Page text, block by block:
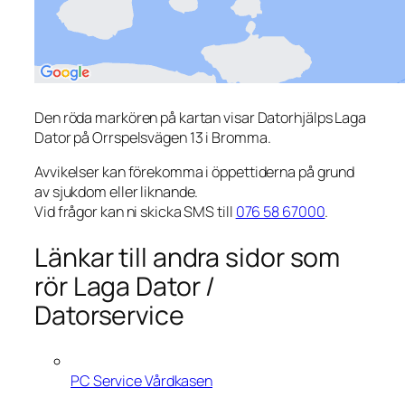
Den röda markören på kartan visar Datorhjälps Laga
Dator på Orrspelsvägen 13 i Bromma.
Avvikelser kan förekomma i öppettiderna på grund
av sjukdom eller liknande.
Vid frågor kan ni skicka SMS till 076 58 67000.
Länkar till andra sidor som
rör Laga Dator /
Datorservice
PC Service Vårdkasen